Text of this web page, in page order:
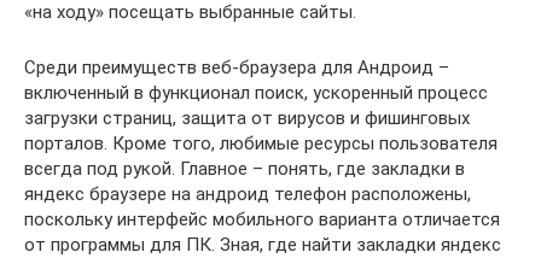
«на ходу» посещать выбранные сайты.
Среди преимуществ веб-браузера для Андроид –
включенный в функционал поиск, ускоренный процесс
загрузки страниц, защита от вирусов и фишинговых
порталов. Кроме того, любимые ресурсы пользователя
всегда под рукой. Главное – понять, где закладки в
яндекс браузере на андроид телефон расположены,
поскольку интерфейс мобильного варианта отличается
от программы для ПК. Зная, где найти закладки яндекс